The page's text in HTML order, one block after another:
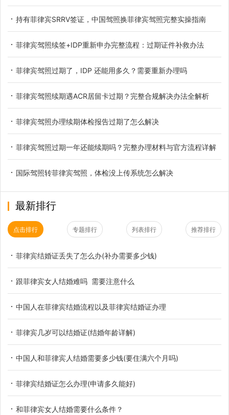
持有菲律宾SRRV签证，中国驾照换菲律宾驾照完整实操指南
菲律宾驾照续签+IDP重新申办完整流程：过期证件补救办法
菲律宾驾照过期了，IDP 还能用多久？需要重新办理吗
菲律宾驾照续期遇ACR居留卡过期？完整合规解决办法全解析
菲律宾驾照办理续期体检报告过期了怎么解决
菲律宾驾照过期一年还能续期吗？完整办理材料与官方流程详解
国际驾照转菲律宾驾照，体检没上传系统怎么解决
最新排行
点击排行 专题排行 列表排行 推荐排行
菲律宾结婚证丢失了怎么办(补办需要多少钱)
跟菲律宾女人结婚难吗 需要注意什么
中国人在菲律宾结婚流程以及菲律宾结婚证办理
菲律宾几岁可以结婚证(结婚年龄详解)
中国人和菲律宾人结婚需要多少钱(要住满六个月吗)
菲律宾结婚证怎么办理(申请多久能好)
和菲律宾女人结婚需要什么条件？